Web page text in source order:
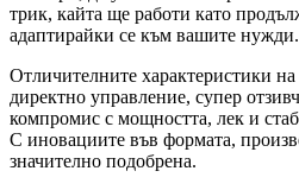
трик, кайта ще работи като
адаптирайки се към вашите нужди.
Отличителните характеристики
директно управление, супер
компромис с мощността, лек и
С иновациите във формата,
значително подобрена.